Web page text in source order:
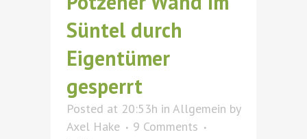
Süntel durch
Eigentümer
gesperrt
Posted at 20:53h in Allgemein by
Axel Hake
9 Comments